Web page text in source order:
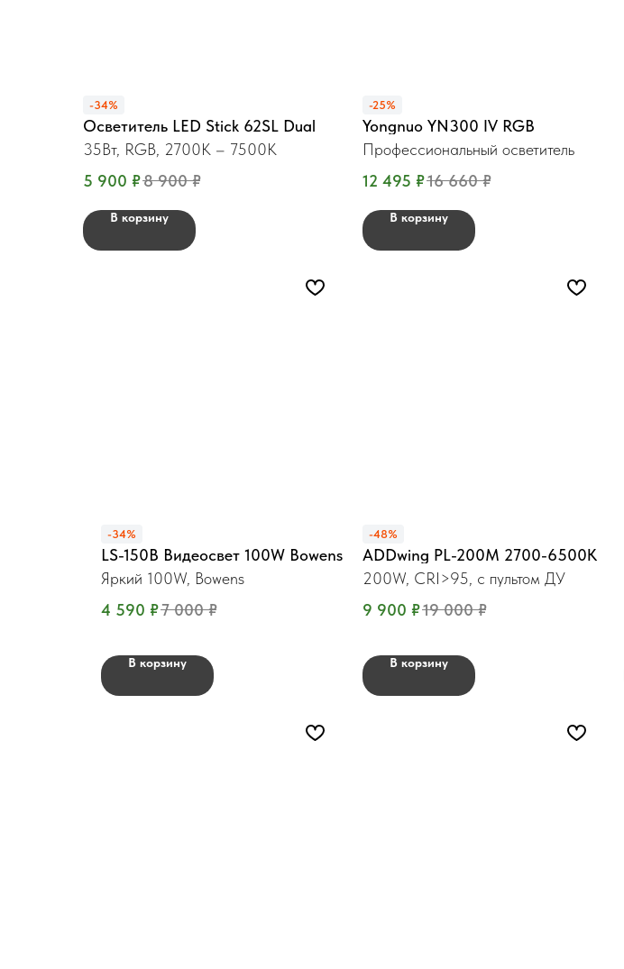
-34%
Осветитель LED Stick 62SL Dual
35Вт, RGB, 2700K – 7500K
5 900 ₽8 900 ₽
В корзину
-25%
Yongnuo YN300 IV RGB
Профессиональный осветитель
12 495 ₽16 660 ₽
В корзину
-34%
LS-150B Видеосвет 100W Bowens
Яркий 100W, Bowens
4 590 ₽7 000 ₽
В корзину
-48%
ADDwing PL-200М 2700-6500K
200W, CRI>95, с пультом ДУ
9 900 ₽19 000 ₽
В корзину